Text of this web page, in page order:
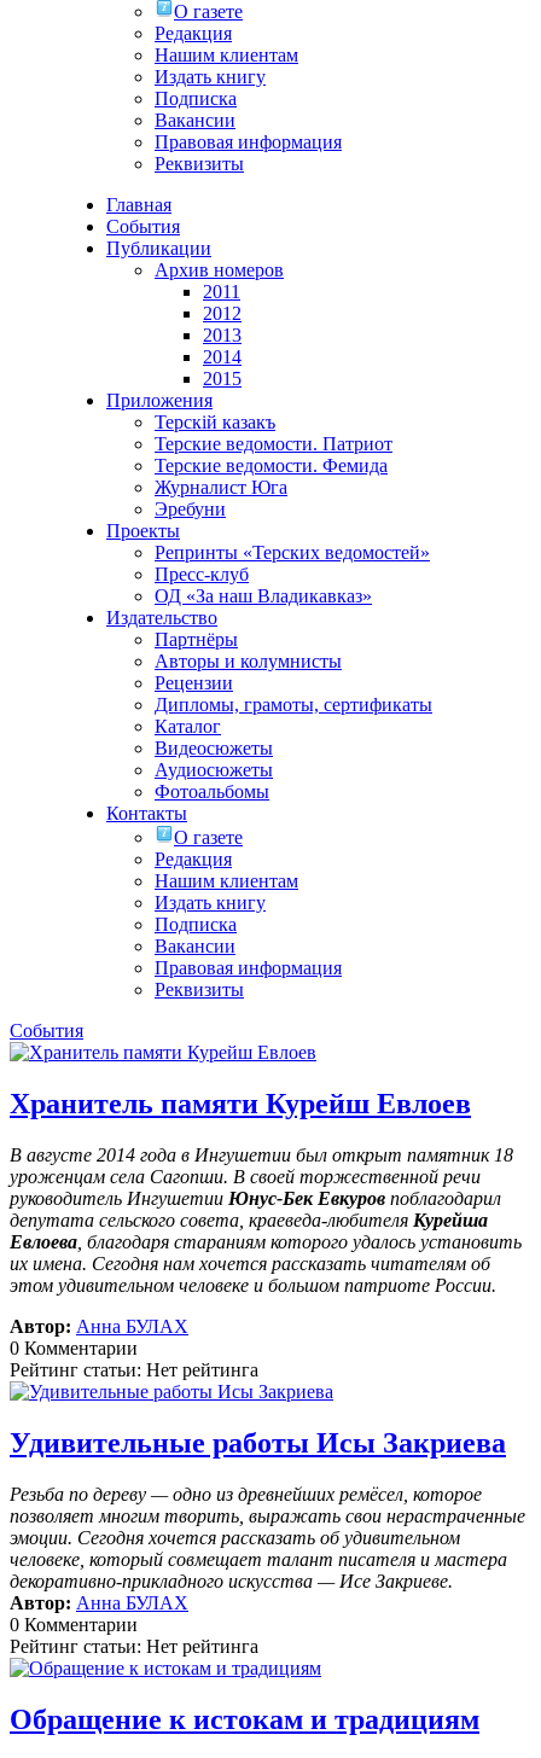
О газете
Редакция
Нашим клиентам
Издать книгу
Подписка
Вакансии
Правовая информация
Реквизиты
Главная
События
Публикации
Архив номеров
2011
2012
2013
2014
2015
Приложения
Терскiй казакъ
Терские ведомости. Патриот
Терские ведомости. Фемида
Журналист Юга
Эребуни
Проекты
Репринты «Терских ведомостей»
Пресс-клуб
ОД «За наш Владикавказ»
Издательство
Партнёры
Авторы и колумнисты
Рецензии
Дипломы, грамоты, сертификаты
Каталог
Видеосюжеты
Аудиосюжеты
Фотоальбомы
Контакты
О газете
Редакция
Нашим клиентам
Издать книгу
Подписка
Вакансии
Правовая информация
Реквизиты
События
Хранитель памяти Курейш Евлоев
В августе 2014 года в Ингушетии был открыт памятник 18
уроженцам села Сагопши. В своей торжественной речи
руководитель Ингушетии Юнус-Бек Евкуров поблагодарил
депутата сельского совета, краеведа-любителя Курейша
Евлоева , благодаря стараниям которого удалось установить
их имена. Сегодня нам хочется рассказать читателям об
этом удивительном человеке и большом патриоте России.
Автор: Анна БУЛАХ
0 Комментарии
Рейтинг статьи: Нет рейтинга
Удивительные работы Исы Закриева
Резьба по дереву — одно из древнейших ремёсел, которое
позволяет многим творить, выражать свои нерастраченные
эмоции. Сегодня хочется рассказать об удивительном
человеке, который совмещает талант писателя и мастера
декоративно-прикладного искусства — Исе Закриеве.
Автор: Анна БУЛАХ
0 Комментарии
Рейтинг статьи: Нет рейтинга
Обращение к истокам и традициям